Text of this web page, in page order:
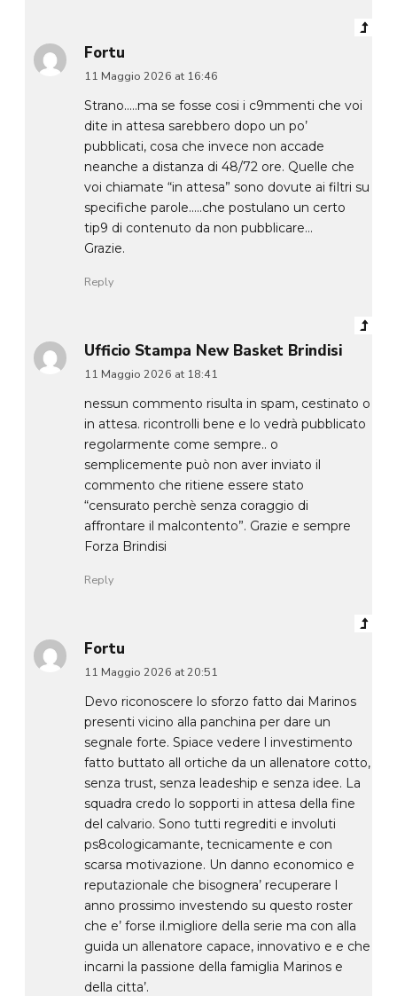
Fortu
11 Maggio 2026 at 16:46
Strano…..ma se fosse cosi i c9mmenti che voi
dite in attesa sarebbero dopo un po’
pubblicati, cosa che invece non accade
neanche a distanza di 48/72 ore. Quelle che
voi chiamate “in attesa” sono dovute ai filtri su
specifiche parole…..che postulano un certo
tip9 di contenuto da non pubblicare…
Grazie.
Reply
Ufficio Stampa New Basket Brindisi
11 Maggio 2026 at 18:41
nessun commento risulta in spam, cestinato o
in attesa. ricontrolli bene e lo vedrà pubblicato
regolarmente come sempre.. o
semplicemente può non aver inviato il
commento che ritiene essere stato
“censurato perchè senza coraggio di
affrontare il malcontento”. Grazie e sempre
Forza Brindisi
Reply
Fortu
11 Maggio 2026 at 20:51
Devo riconoscere lo sforzo fatto dai Marinos
presenti vicino alla panchina per dare un
segnale forte. Spiace vedere l investimento
fatto buttato all ortiche da un allenatore cotto,
senza trust, senza leadeship e senza idee. La
squadra credo lo sopporti in attesa della fine
del calvario. Sono tutti regrediti e involuti
ps8cologicamante, tecnicamente e con
scarsa motivazione. Un danno economico e
reputazionale che bisognera’ recuperare l
anno prossimo investendo su questo roster
che e’ forse il.migliore della serie ma con alla
guida un allenatore capace, innovativo e e che
incarni la passione della famiglia Marinos e
della citta’.